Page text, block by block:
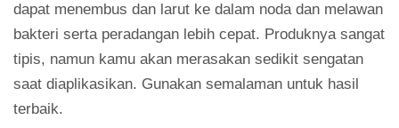
dapat menembus dan larut ke dalam noda dan melawan
bakteri serta peradangan lebih cepat. Produknya sangat
tipis, namun kamu akan merasakan sedikit sengatan
saat diaplikasikan. Gunakan semalaman untuk hasil
terbaik.